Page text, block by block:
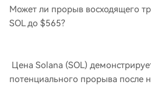
Может ли прорыв восходящего
SOL до $565?
Цена Solana (SOL)
потенциального прорыва после